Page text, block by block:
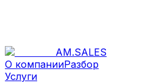
AM.SALES
О компанииРазбор
Услуги